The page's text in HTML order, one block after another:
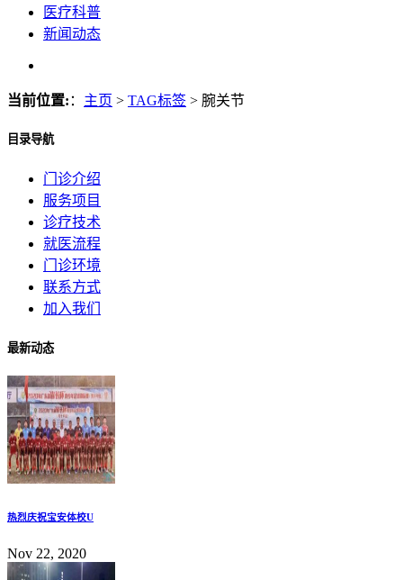
医疗科普
新闻动态
当前位置: ： 主页 > TAG标签 > 腕关节
目录导航
门诊介绍
服务项目
诊疗技术
就医流程
门诊环境
联系方式
加入我们
最新动态
热烈庆祝宝安体校U
Nov 22, 2020